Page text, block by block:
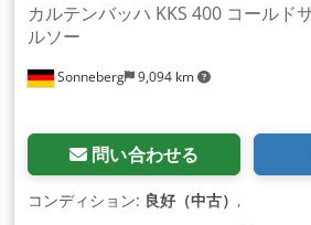
Sonneberg 9,094 km
カルテンバッハ KKS 400 コールド
ルソー
問い合わせる
コンディション: 良好（中古） ,